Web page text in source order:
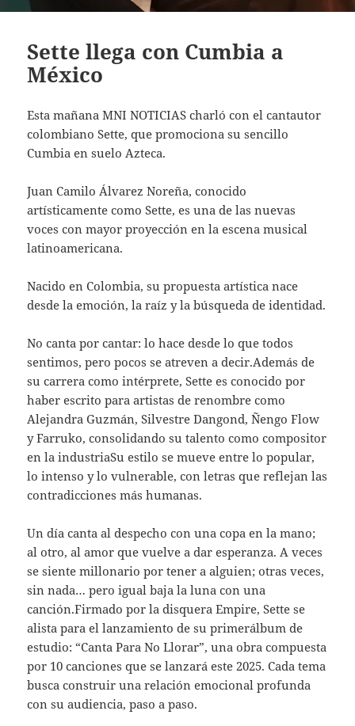
Sette llega con Cumbia a
México
Esta mañana MNI NOTICIAS charló con el cantautor
colombiano Sette, que promociona su sencillo
Cumbia en suelo Azteca.
Juan Camilo Álvarez Noreña, conocido
artísticamente como Sette, es una de las nuevas
voces con mayor proyección en la escena musical
latinoamericana.
Nacido en Colombia, su propuesta artística nace
desde la emoción, la raíz y la búsqueda de identidad.
No canta por cantar: lo hace desde lo que todos
sentimos, pero pocos se atreven a decir.Además de
su carrera como intérprete, Sette es conocido por
haber escrito para artistas de renombre como
Alejandra Guzmán, Silvestre Dangond, Ñengo Flow
y Farruko, consolidando su talento como compositor
en la industriaSu estilo se mueve entre lo popular,
lo intenso y lo vulnerable, con letras que reflejan las
contradicciones más humanas.
Un día canta al despecho con una copa en la mano;
al otro, al amor que vuelve a dar esperanza. A veces
se siente millonario por tener a alguien; otras veces,
sin nada… pero igual baja la luna con una
canción.Firmado por la disquera Empire, Sette se
alista para el lanzamiento de su primerálbum de
estudio: “Canta Para No Llorar”, una obra compuesta
por 10 canciones que se lanzará este 2025. Cada tema
busca construir una relación emocional profunda
con su audiencia, paso a paso.